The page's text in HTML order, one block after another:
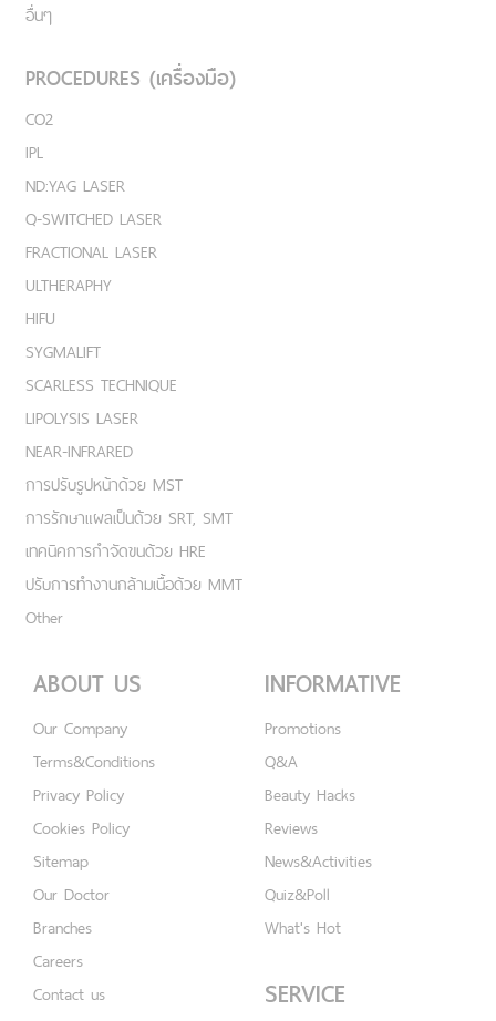
อื่นๆ
PROCEDURES (เครื่องมือ)
CO2
IPL
ND:YAG LASER
Q-SWITCHED LASER
FRACTIONAL LASER
ULTHERAPHY
HIFU
SYGMALIFT
SCARLESS TECHNIQUE
LIPOLYSIS LASER
NEAR-INFRARED
การปรับรูปหน้าด้วย MST
การรักษาแผลเป็นด้วย SRT, SMT
เทคนิคการกำจัดขนด้วย HRE
ปรับการทำงานกล้ามเนื้อด้วย MMT
Other
ABOUT US
Our Company
Terms&Conditions
Privacy Policy
Cookies Policy
Sitemap
Our Doctor
Branches
Careers
Contact us
INFORMATIVE
Promotions
Q&A
Beauty Hacks
Reviews
News&Activities
Quiz&Poll
What's Hot
SERVICE